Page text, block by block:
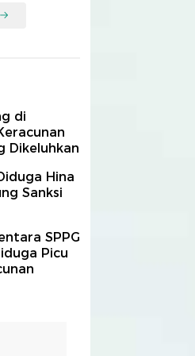
di
Dikeluhkan
Hina
Sanksi
SPPG
Picu